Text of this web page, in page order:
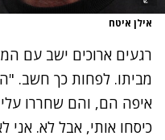
אילן איטח
רגעים ארוכים ישב עם
מביתו. לפחות כך חשב.
איפה הם, והם שחררו
כיסחו אותי, אבל לא. אני